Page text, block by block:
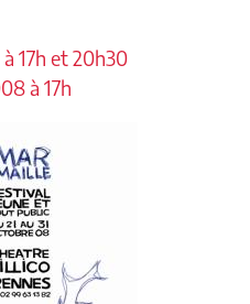
17h et 20h30
à 17h